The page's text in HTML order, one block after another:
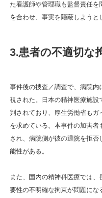
た看護師や管理職も監督責任
を合わせ、事実を隠蔽しようと
3.患者の不適切な
事件後の捜査／調査で、病院
視された。日本の精神医療施
判されており、厚生労働省も
を求めている。本事件の加害者
され、病院側が彼の退院を拒
能性がある。
また、国内の精神科医療では
要性の不明確な拘束が問題に